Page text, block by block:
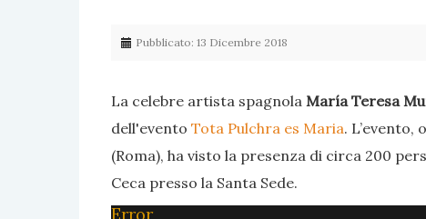
Pubblicato: 13 Dicembre 2018
La celebre artista spagnola María Teresa
dell'evento Tota Pulchra es Maria. L’evento,
(Roma), ha visto la presenza di circa 200
Ceca presso la Santa Sede.
Error